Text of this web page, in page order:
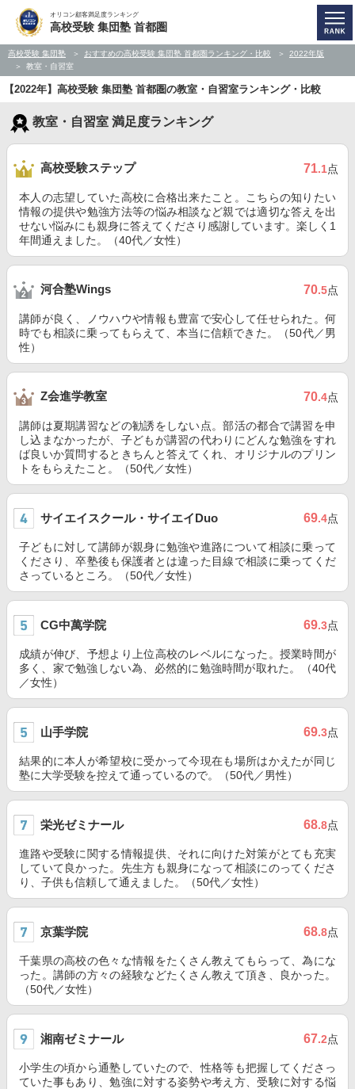
オリコン顧客満足度ランキング
高校受験 集団塾 首都圏
高校受験 集団塾 おすすめの高校受験 集団塾 首都圏ランキング・比較
2022年版
教室・自習室
【2022年】高校受験 集団塾 首都圏の教室・自習室ランキング・比較
教室・自習室 満足度ランキング
高校受験ステップ 71.1点
本人の志望していた高校に合格出来たこと。こちらの知りたい
情報の提供や勉強方法等の悩み相談など親では適切な答えを出
せない悩みにも親身に答えてくださり感謝しています。楽しく1
年間通えました。（40代／女性）
河合塾Wings 70.5点
講師が良く、ノウハウや情報も豊富で安心して任せられた。何
時でも相談に乗ってもらえて、本当に信頼できた。（50代／男
性）
Z会進学教室 70.4点
講師は夏期講習などの勧誘をしない点。部活の都合で講習を申
し込まなかったが、子どもが講習の代わりにどんな勉強をすれ
ば良いか質問するときちんと答えてくれ、オリジナルのプリン
トをもらえたこと。（50代／女性）
サイエイスクール・サイエイDuo 69.4点
子どもに対して講師が親身に勉強や進路について相談に乗って
くださり、卒塾後も保護者とは違った目線で相談に乗ってくだ
さっているところ。（50代／女性）
CG中萬学院 69.3点
成績が伸び、予想より上位高校のレベルになった。授業時間が
多く、家で勉強しない為、必然的に勉強時間が取れた。（40代
／女性）
山手学院 69.3点
結果的に本人が希望校に受かって今現在も場所はかえたが同じ
塾に大学受験を控えて通っているので。（50代／男性）
栄光ゼミナール 68.8点
進路や受験に関する情報提供、それに向けた対策がとても充実
していて良かった。先生方も親身になって相談にのってくださ
り、子供も信頼して通えました。（50代／女性）
京葉学院 68.8点
千葉県の高校の色々な情報をたくさん教えてもらって、為にな
った。講師の方々の経験などたくさん教えて頂き、良かった。
（50代／女性）
湘南ゼミナール 67.2点
小学生の頃から通塾していたので、性格等も把握してくださっ
ていた事もあり、勉強に対する姿勢や考え方、受験に対する悩